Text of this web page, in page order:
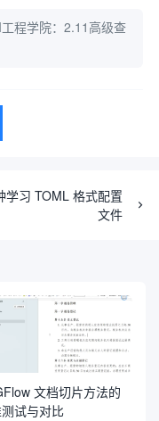
程学院：2.11高级查
学习 TOML 格式配置
文件
文档切片方法的
试与对比